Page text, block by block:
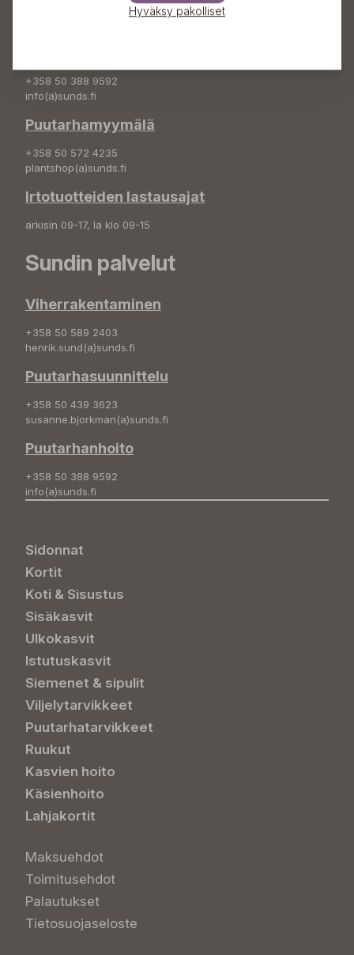
+358 50 388 9592
info(a)sunds.fi
Puutarhamyymälä
+358 50 572 4235
plantshop(a)sunds.fi
Irtotuotteiden lastausajat
arkisin 09-17, la klo 09-15
Sundin palvelut
Viherrakentaminen
+358 50 589 2403
henrik.sund(a)sunds.fi
Puutarhasuunnittelu
+358 50 439 3623
susanne.bjorkman(a)sunds.fi
Puutarhanhoito
+358 50 388 9592
info(a)sunds.fi
Sidonnat
Kortit
Koti & Sisustus
Sisäkasvit
Ulkokasvit
Istutuskasvit
Siemenet & sipulit
Viljelytarvikkeet
Puutarhatarvikkeet
Ruukut
Kasvien hoito
Käsienhoito
Lahjakortit
Maksuehdot
Toimitusehdot
Palautukset
Tietosuojaseloste
Hyväksy pakolliset